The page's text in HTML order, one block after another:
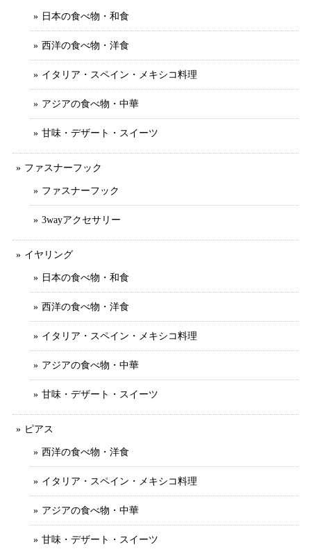
日本の食べ物・和食
西洋の食べ物・洋食
イタリア・スペイン・メキシコ料理
アジアの食べ物・中華
甘味・デザート・スイーツ
ファスナーフック
ファスナーフック
3wayアクセサリー
イヤリング
日本の食べ物・和食
西洋の食べ物・洋食
イタリア・スペイン・メキシコ料理
アジアの食べ物・中華
甘味・デザート・スイーツ
ピアス
西洋の食べ物・洋食
イタリア・スペイン・メキシコ料理
アジアの食べ物・中華
甘味・デザート・スイーツ